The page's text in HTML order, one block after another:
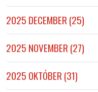
2025 DECEMBER (25)
2025 NOVEMBER (27)
2025 OKTÓBER (31)